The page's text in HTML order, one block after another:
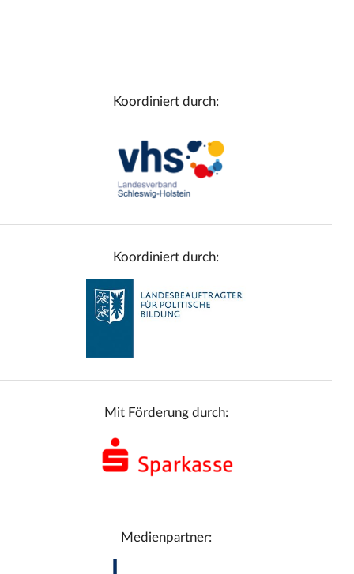
Koordiniert durch:
Koordiniert durch:
Mit Förderung durch:
Medienpartner: